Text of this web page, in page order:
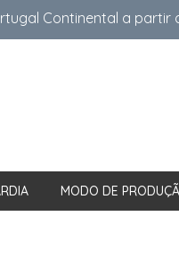
Continental a partir
MODO DE